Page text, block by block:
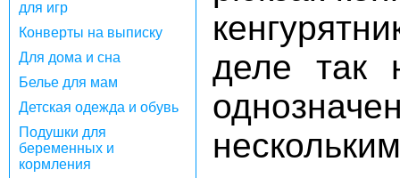
для игр
Конверты на выписку
Для дома и сна
Белье для мам
Детская одежда и обувь
Подушки для
беременных и
кормления
деле так